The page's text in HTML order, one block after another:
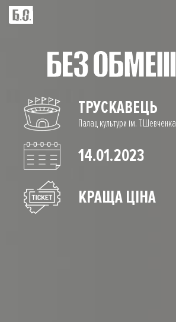
ТРУСКАВЕЦЬ
Палац культури ім. Т.Шевченка
14.01.2023
КРАЩА ЦІНА